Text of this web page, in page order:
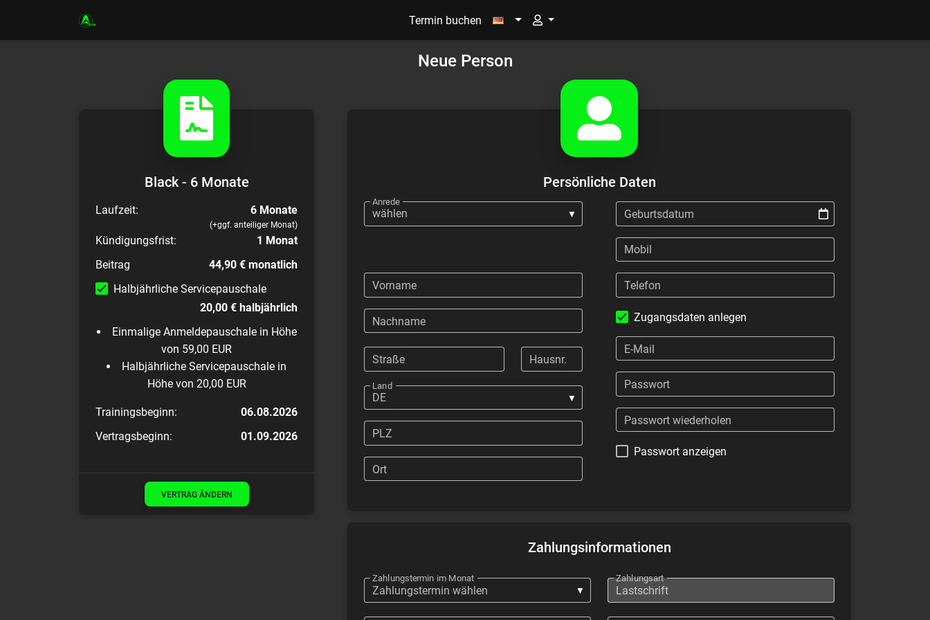
Termin buchen
Neue Person
Black - 6 Monate
Laufzeit: 6 Monate
(+ggf. anteiliger Monat)
Kündigungsfrist:
1 Monat
Beitrag
44,90 € monatlich
Halbjährliche Servicepauschale
20,00 € halbjährlich
Einmalige Anmeldepauschale in Höhe
von 59,00 EUR
Halbjährliche Servicepauschale in
Höhe von 20,00 EUR
Trainingsbeginn:
06.08.2026
Vertragsbeginn:
01.09.2026
VERTRAG ÄNDERN
Persönliche Daten
Anrede
Vorname
Nachname
Straße Hausnr.
Land
PLZ
Ort
Geburtsdatum
Mobil
Telefon
Zugangsdaten anlegen
E-Mail
Passwort
Passwort wiederholen
Passwort anzeigen
Zahlungsinformationen
Zahlungstermin im Monat Zahlungsart